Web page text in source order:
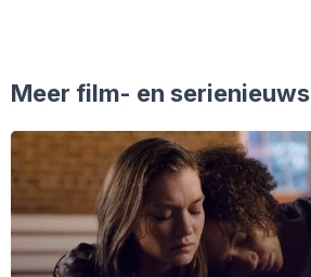
Meer film- en serienieuws